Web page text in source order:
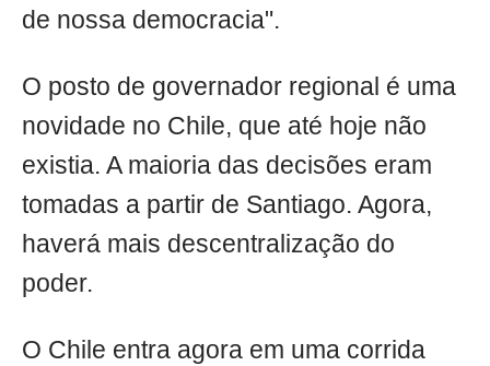
de nossa democracia".
O posto de governador regional é uma
novidade no Chile, que até hoje não
existia. A maioria das decisões eram
tomadas a partir de Santiago. Agora,
haverá mais descentralização do
poder.
O Chile entra agora em uma corrida